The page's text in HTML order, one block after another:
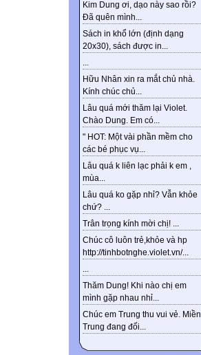
Kim Dung ơi, dạo này sao rồi?
Đã quên mình...
Sách in khổ lớn (định dạng
20x30), sách được in...
...
Hữu Nhân xin ra mắt chủ nhà.
Kính chúc chủ...
Lâu quá mới thăm lại Violet.
Chào Dung. Em có...
" HOT: Một vài phần mềm cho
các bé phục vụ...
Lâu quá k liên lạc phải k em ,
mùa...
Lâu quá ko gặp nhỉ? Vẫn khỏe
chứ? ...
Trân trọng kính mời chị! ...
Chúc cô luôn trẻ,khỏe và hp
http://tinhbotnghe.violet.vn/...
...
Thăm Dung! Khi nào chị em
mình gặp nhau nhỉ...
Chúc em Trung thu vui vẻ. Miền
Trung đang đối...